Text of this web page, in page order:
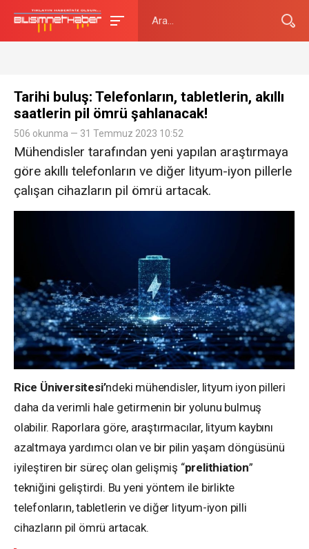
Tarihi buluş: Telefonların, tabletlerin, akıllı
saatlerin pil ömrü şahlanacak!
506 okunma — 31 Temmuz 2023 10:52
Mühendisler tarafından yeni yapılan araştırmaya
göre akıllı telefonların ve diğer lityum-iyon pillerle
çalışan cihazların pil ömrü artacak.
Rice Üniversitesi’ndeki mühendisler, lityum iyon pilleri
daha da verimli hale getirmenin bir yolunu bulmuş
olabilir. Raporlara göre, araştırmacılar, lityum kaybını
azaltmaya yardımcı olan ve bir pilin yaşam döngüsünü
iyileştiren bir süreç olan gelişmiş “prelithiation”
tekniğini geliştirdi. Bu yeni yöntem ile birlikte
telefonların, tabletlerin ve diğer lityum-iyon pilli
cihazların pil ömrü artacak.